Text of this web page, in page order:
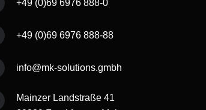
+49 (0)69 6976 888-0
+49 (0)69 6976 888-88
info@mk-solutions.gmbh
Mainzer Landstraße 41